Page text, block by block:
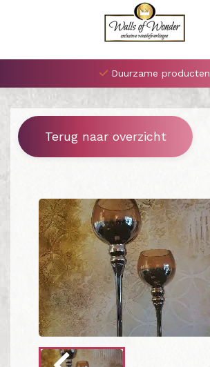
Duurzame producten
Terug naar overzicht